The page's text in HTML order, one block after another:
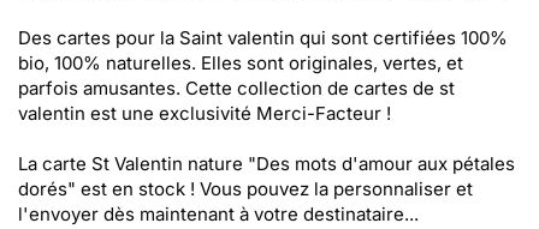
Des cartes pour la Saint valentin qui sont certifiées 100%
bio, 100% naturelles. Elles sont originales, vertes, et
parfois amusantes. Cette collection de cartes de st
valentin est une exclusivité Merci-Facteur !
La carte St Valentin nature "Des mots d'amour aux pétales
dorés" est en stock ! Vous pouvez la personnaliser et
l'envoyer dès maintenant à votre destinataire...